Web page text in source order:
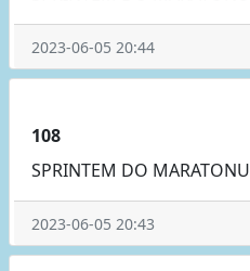
2023-06-05 20:44
108
SPRINTEM DO MARATONU
2023-06-05 20:43